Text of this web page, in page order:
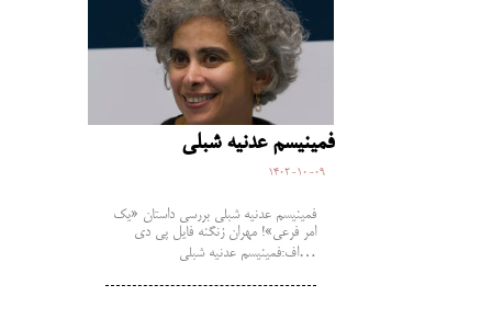
فمینیسم عدنیه شبلی
1402-10-09
فمینیسم عدنیه شبلی بررسی داستان «یک
امر فرعی»! مهران زنگنه فایل پی دی
اف:فمینیسم عدنیه شبلی…